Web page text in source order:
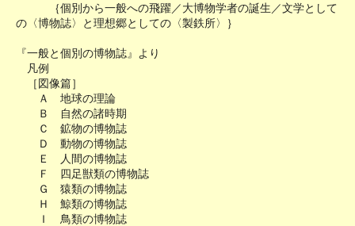
｛個別から一般への飛躍／大博物学者の誕生／文学として
の〈博物誌〉と理想郷としての〈製鉄所〉｝
『一般と個別の博物誌』より
凡例
［図像篇］
Ａ 地球の理論
Ｂ 自然の諸時期
Ｃ 鉱物の博物誌
Ｄ 動物の博物誌
Ｅ 人間の博物誌
Ｆ 四足獣類の博物誌
Ｇ 猿類の博物誌
Ｈ 鯨類の博物誌
Ｉ 鳥類の博物誌